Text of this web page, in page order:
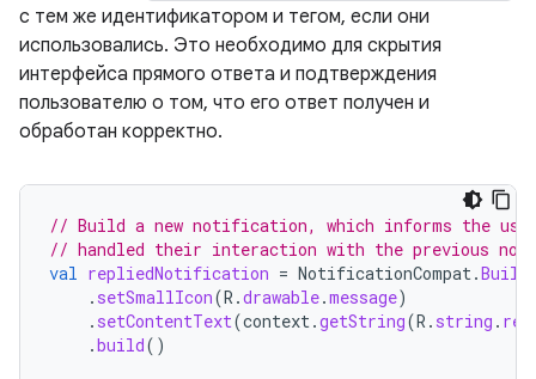
с тем же идентификатором и тегом, если они
использовались. Это необходимо для скрытия
интерфейса прямого ответа и подтверждения
пользователю о том, что его ответ получен и
обработан корректно.
// Build a new notification, which informs the
// handled their interaction with the previous
val repliedNotification = NotificationCompat .
. setSmallIcon(R .drawable.message)
. setContentText(context .getString(R . string .
.build()